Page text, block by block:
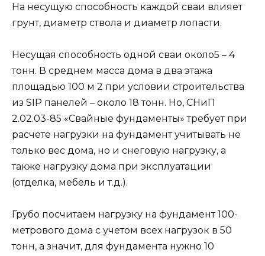
На несущую способность каждой сваи влияет
грунт, диаметр ствола и диаметр лопасти.
Несущая способность одной сваи около5 – 4
тонн. В среднем масса дома в два этажа
площадью 100 м 2 при условии строительства
из SIP панелей – около 18 тонн. Но, СНиП
2.02.03-85 «Свайные фундаменты» требует при
расчете нагрузки на фундамент учитывать не
только вес дома, но и снеговую нагрузку, а
также нагрузку дома при эксплуатации
(отделка, мебель и т.д.).
Грубо посчитаем нагрузку на фундамент 100-
метрового дома с учетом всех нагрузок в 50
тонн, а значит, для фундамента нужно 10